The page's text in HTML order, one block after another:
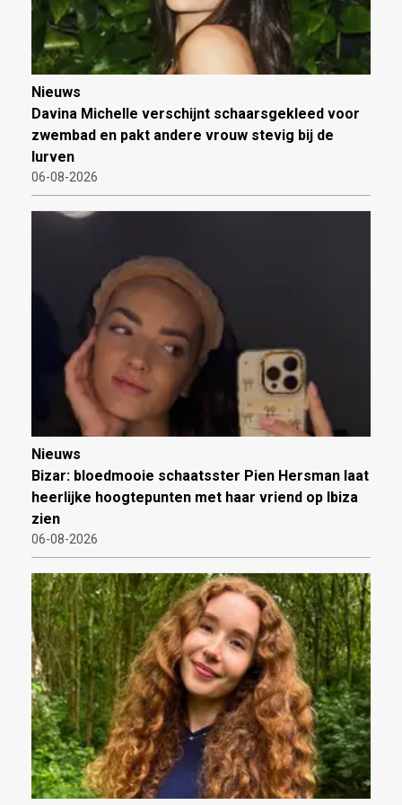
Nieuws
Davina Michelle verschijnt schaarsgekleed voor
zwembad en pakt andere vrouw stevig bij de
lurven
06-08-2026
Nieuws
Bizar: bloedmooie schaatsster Pien Hersman laat
heerlijke hoogtepunten met haar vriend op Ibiza
zien
06-08-2026